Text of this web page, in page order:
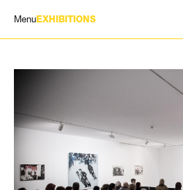
Menu EXHIBITIONS
ARTISTI
CONTATTI
GIÓMARCONI